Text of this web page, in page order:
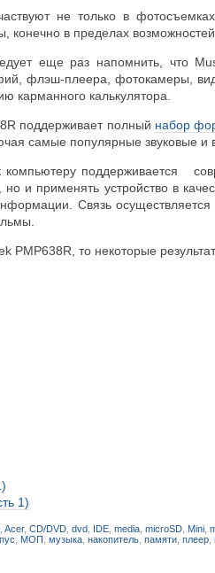
не только в
конечно в пределах возможностей
еще раз напомнить, что
флэш-плеера, фотокамеры,
карманного калькулятора.
поддерживает полный набор
самые популярные звуковые и
компьютеру поддерживается
и применять устройство в
Связь
PMP638R, то некоторые
1)
,Acer,CD/DVD ,dvd IDE ,media ,microSD Mini ,
МОП ,музыка ,накопитель ,памяти ,плеер ,